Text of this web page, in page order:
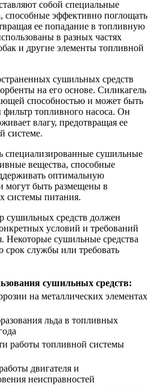
собой специальные
способные эффективно поглощать
ее попадание в топливную
в разных частях
и другие элементы топливной
сушильных средств
на его основе. Силикагель
способностью и может быть
фильтр топливного насоса. Он
влагу, предотвращая ее
системе.
специализированные сушильные
вещества, способные
оптимальную
могут быть размещены в
системы питания.
сушильных средств должен
условий и требований
Некоторые сушильные средства
срок службы или требовать
сушильных средств:
на металлических элементах
льда в топливных
работы топливной системы
двигателя и
неисправностей